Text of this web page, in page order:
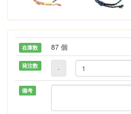
在庫数 87 個
発注数 -
備考